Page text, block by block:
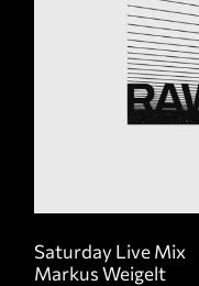
Saturday Live Mix
Markus Weigelt